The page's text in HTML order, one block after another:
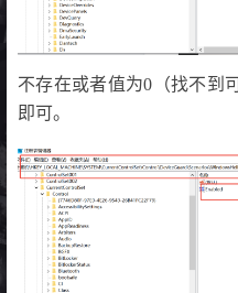
不存在或者值为0（找不到
即可。